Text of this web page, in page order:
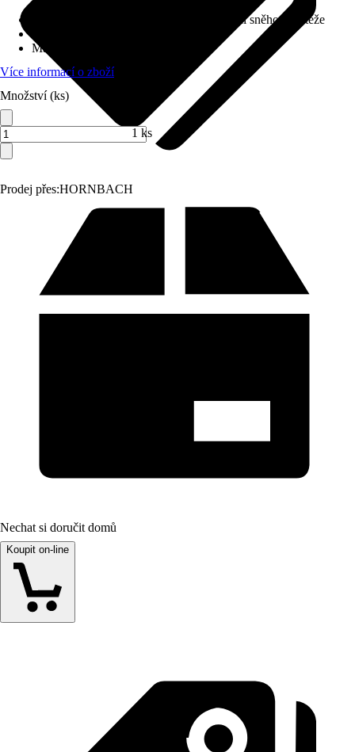
Prodej přes:HORNBACH
Přídavné trámy pro zvýšení sněhové zátěže
Materiál
Více informací o zboží
Množství (ks)
1 ks
Nechat si doručit domů
Koupit on-line